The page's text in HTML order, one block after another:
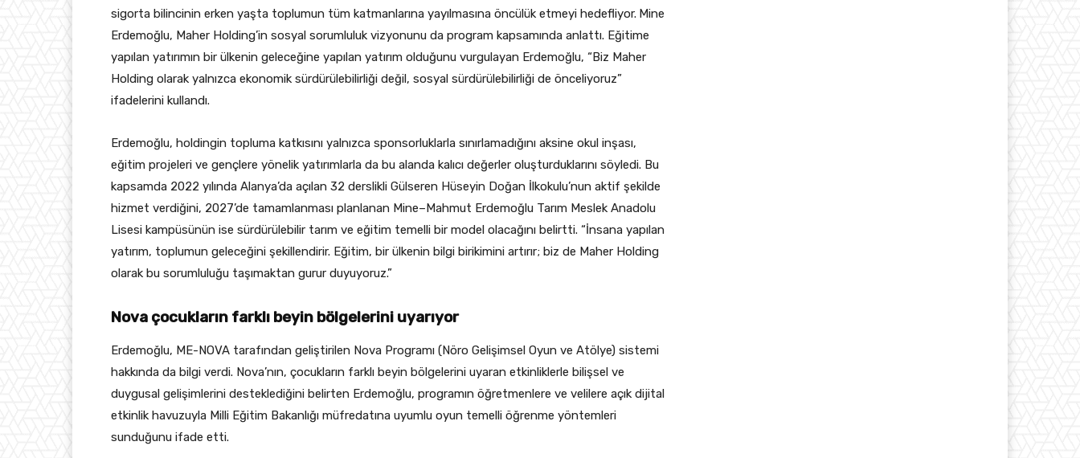
sigorta bilincinin erken yaşta toplumun tüm katmanlarına yayılmasına öncülük etmeyi hedefliyor. Mine
Erdemoğlu, Maher Holding’in sosyal sorumluluk vizyonunu da program kapsamında anlattı. Eğitime
yapılan yatırımın bir ülkenin geleceğine yapılan yatırım olduğunu vurgulayan Erdemoğlu, “Biz Maher
Holding olarak yalnızca ekonomik sürdürülebilirliği değil, sosyal sürdürülebilirliği de önceliyoruz”
ifadelerini kullandı.
Erdemoğlu, holdingin topluma katkısını yalnızca sponsorluklarla sınırlamadığını aksine okul inşası,
eğitim projeleri ve gençlere yönelik yatırımlarla da bu alanda kalıcı değerler oluşturduklarını söyledi. Bu
kapsamda 2022 yılında Alanya’da açılan 32 derslikli Gülseren Hüseyin Doğan İlkokulu’nun aktif şekilde
hizmet verdiğini, 2027’de tamamlanması planlanan Mine–Mahmut Erdemoğlu Tarım Meslek Anadolu
Lisesi kampüsünün ise sürdürülebilir tarım ve eğitim temelli bir model olacağını belirtti. “İnsana yapılan
yatırım, toplumun geleceğini şekillendirir. Eğitim, bir ülkenin bilgi birikimini artırır; biz de Maher Holding
olarak bu sorumluluğu taşımaktan gurur duyuyoruz.”
Nova çocukların farklı beyin bölgelerini uyarıyor
Erdemoğlu, ME-NOVA tarafından geliştirilen Nova Programı (Nöro Gelişimsel Oyun ve Atölye) sistemi
hakkında da bilgi verdi. Nova’nın, çocukların farklı beyin bölgelerini uyaran etkinliklerle bilişsel ve
duygusal gelişimlerini desteklediğini belirten Erdemoğlu, programın öğretmenlere ve velilere açık dijital
etkinlik havuzuyla Milli Eğitim Bakanlığı müfredatına uyumlu oyun temelli öğrenme yöntemleri
sunduğunu ifade etti.